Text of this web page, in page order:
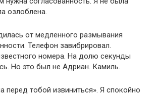
озлоблена.
от медленного размывания
Телефон завибрировал.
номера. На долю секунды
Но это был не Адриан. Камиль.
перед тобой извиниться». Я спокойно